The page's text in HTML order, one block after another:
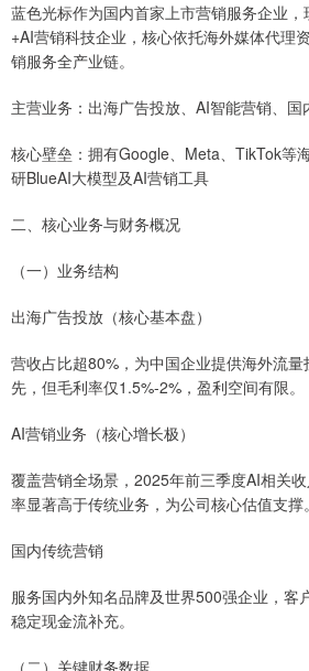
蓝色光标作为国内首家上市营销服务企业
+AI营销科技企业，核心依托海外媒体代理
销服务全产业链。
主营业务：出海广告投放、AI智能营销、国
核心壁垒：拥有Google、Meta、TikTok等
研BlueAI大模型及AI营销工具
二、核心业务与财务概况
（一）业务结构
出海广告投放（核心基本盘）
营收占比超80%，为中国企业提供海外流
先，但毛利率仅1.5%-2%，盈利空间有限。
AI营销业务（核心增长极）
覆盖营销全场景，2025年前三季度AI相关
率显著高于传统业务，为公司核心估值支撑。
国内传统营销
服务国内外知名品牌及世界500强企业，客
稳定现金流补充。